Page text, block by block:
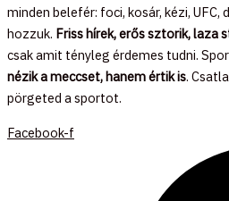
minden belefér: foci, kosár, kézi,
hozzuk. Friss hírek, erős sztorik, laza
csak amit tényleg érdemes tudni.
nézik a meccset, hanem értik is.
pörgeted a sportot.
Facebook-f